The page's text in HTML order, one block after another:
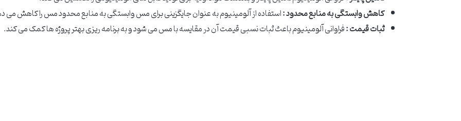
کاهش وابستگی به منابع محدود :استفاده از آلومینیوم به عنوان جایگزینی برای مس وابستگی به منابع محدود مس را کاهش می
ثبات قیمت :فراوانی آلومینیوم باعث ثبات نسبی قیمت آن در مقایسه با مس می شود و به برنامه ریزی بهتر پروژه ها کمک می کند.